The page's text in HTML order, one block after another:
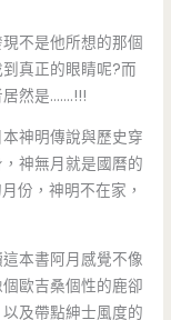
不是他所想的那個
真正的眼睛呢?而
然是…….!!!
神明傳說與歷史穿
神無月就是國曆的
份，神明不在家，
本書阿月感覺不像
歐吉桑個性的鹿卻
及帶點紳士風度的